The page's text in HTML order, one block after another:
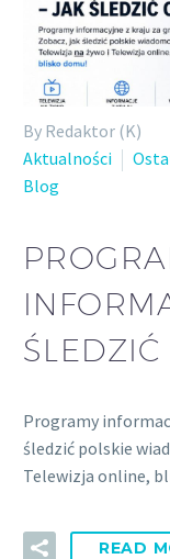
By Redaktor (K)
Aktualności
Blog
Programy
śledzić polskie
Telewizja online,
READ